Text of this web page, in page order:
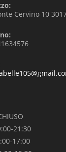
Cervino 10
21:30
17:00